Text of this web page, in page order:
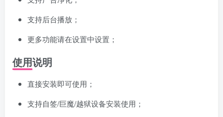
支持后台播放；
更多功能请在设置中设置；
使用说明
直接安装即可使用；
支持自签/巨魔/越狱设备安装使用；